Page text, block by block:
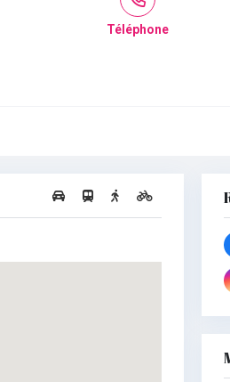
Téléphone